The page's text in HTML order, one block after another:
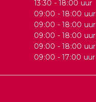
13:30 - 18:00 uur
09:00 - 18:00 uur
09:00 - 18:00 uur
09:00 - 18:00 uur
09:00 - 18:00 uur
09:00 - 17:00 uur